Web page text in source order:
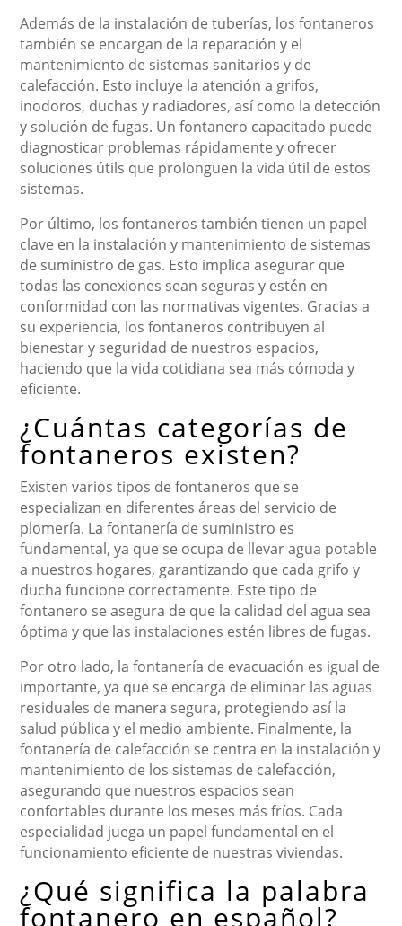
Además de la instalación de tuberías, los fontaneros
también se encargan de la reparación y el
mantenimiento de sistemas sanitarios y de
calefacción. Esto incluye la atención a grifos,
inodoros, duchas y radiadores, así como la detección
y solución de fugas. Un fontanero capacitado puede
diagnosticar problemas rápidamente y ofrecer
soluciones útils que prolonguen la vida útil de estos
sistemas.
Por último, los fontaneros también tienen un papel
clave en la instalación y mantenimiento de sistemas
de suministro de gas. Esto implica asegurar que
todas las conexiones sean seguras y estén en
conformidad con las normativas vigentes. Gracias a
su experiencia, los fontaneros contribuyen al
bienestar y seguridad de nuestros espacios,
haciendo que la vida cotidiana sea más cómoda y
eficiente.
¿Cuántas categorías de
fontaneros existen?
Existen varios tipos de fontaneros que se
especializan en diferentes áreas del servicio de
plomería. La fontanería de suministro es
fundamental, ya que se ocupa de llevar agua potable
a nuestros hogares, garantizando que cada grifo y
ducha funcione correctamente. Este tipo de
fontanero se asegura de que la calidad del agua sea
óptima y que las instalaciones estén libres de fugas.
Por otro lado, la fontanería de evacuación es igual de
importante, ya que se encarga de eliminar las aguas
residuales de manera segura, protegiendo así la
salud pública y el medio ambiente. Finalmente, la
fontanería de calefacción se centra en la instalación y
mantenimiento de los sistemas de calefacción,
asegurando que nuestros espacios sean
confortables durante los meses más fríos. Cada
especialidad juega un papel fundamental en el
funcionamiento eficiente de nuestras viviendas.
¿Qué significa la palabra
fontanero en español?